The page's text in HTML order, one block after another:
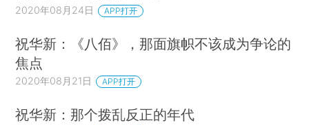
2020年08月24日 APP打开
祝华新：《八佰》，那面旗帜不该成为争论的
焦点
2020年08月21日 APP打开
祝华新：那个拨乱反正的年代